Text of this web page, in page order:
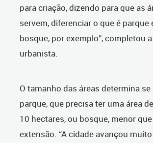
para criação, dizendo para que as
servem, diferenciar o que é parque
bosque, por exemplo”, completou
urbanista.
O tamanho das áreas determina
parque, que precisa ter uma área
10 hectares, ou bosque, menor
extensão. “A cidade avançou